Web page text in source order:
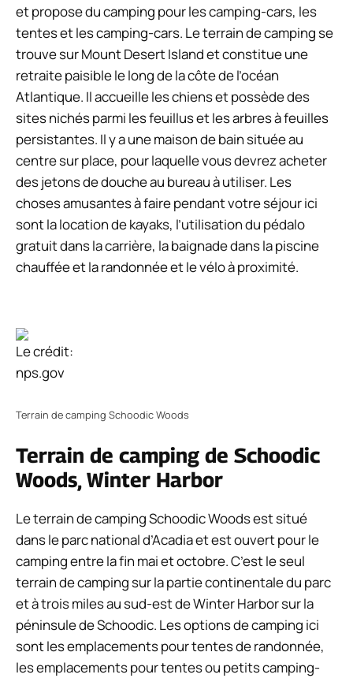
et propose du camping pour les camping-cars, les
tentes et les camping-cars. Le terrain de camping se
trouve sur Mount Desert Island et constitue une
retraite paisible le long de la côte de l’océan
Atlantique. Il accueille les chiens et possède des
sites nichés parmi les feuillus et les arbres à feuilles
persistantes. Il y a une maison de bain située au
centre sur place, pour laquelle vous devrez acheter
des jetons de douche au bureau à utiliser. Les
choses amusantes à faire pendant votre séjour ici
sont la location de kayaks, l’utilisation du pédalo
gratuit dans la carrière, la baignade dans la piscine
chauffée et la randonnée et le vélo à proximité.
Le crédit:
nps.gov
Terrain de camping Schoodic Woods
Terrain de camping de Schoodic
Woods, Winter Harbor
Le terrain de camping Schoodic Woods est situé
dans le parc national d’Acadia et est ouvert pour le
camping entre la fin mai et octobre. C’est le seul
terrain de camping sur la partie continentale du parc
et à trois miles au sud-est de Winter Harbor sur la
péninsule de Schoodic. Les options de camping ici
sont les emplacements pour tentes de randonnée,
les emplacements pour tentes ou petits camping-